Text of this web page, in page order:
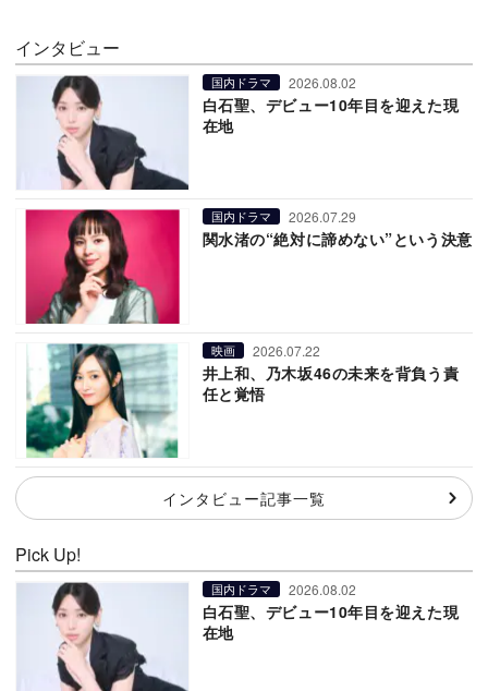
インタビュー
国内ドラマ 2026.08.02
白石聖、デビュー10年目を迎えた現
在地
国内ドラマ 2026.07.29
関水渚の“絶対に諦めない”という決意
映画 2026.07.22
井上和、乃木坂46の未来を背負う責
任と覚悟
インタビュー記事一覧
Pick Up!
国内ドラマ 2026.08.02
白石聖、デビュー10年目を迎えた現
在地